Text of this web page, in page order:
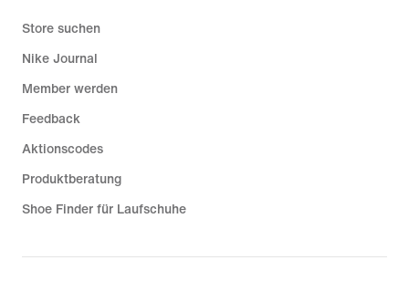
Store suchen
Nike Journal
Member werden
Feedback
Aktionscodes
Produktberatung
Shoe Finder für Laufschuhe